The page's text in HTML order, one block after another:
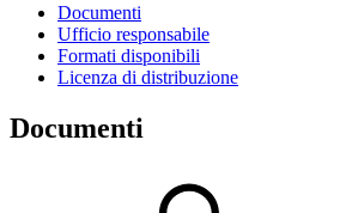
Documenti
Ufficio responsabile
Formati disponibili
Licenza di distribuzione
Documenti